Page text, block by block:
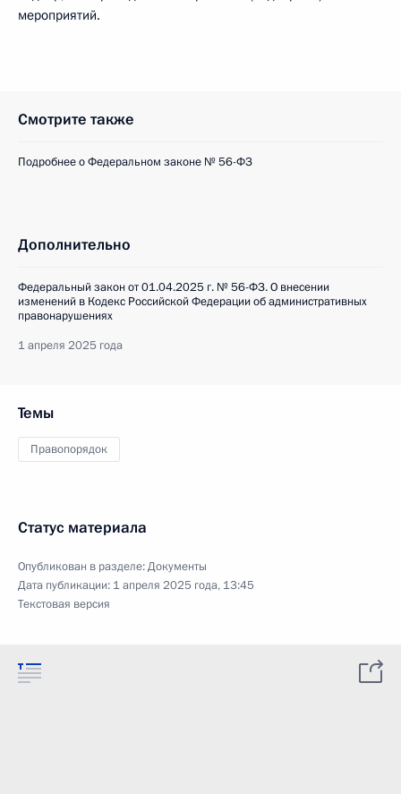
мероприятий.
Смотрите также
Подробнее о Федеральном законе № 56-ФЗ
Дополнительно
Федеральный закон от 01.04.2025 г. № 56-ФЗ. О внесении
изменений в Кодекс Российской Федерации об административных
правонарушениях
1 апреля 2025 года
Темы
Правопорядок
Статус материала
Опубликован в разделе:Документы
Дата публикации: 1 апреля 2025 года, 13:45
Текстовая версия